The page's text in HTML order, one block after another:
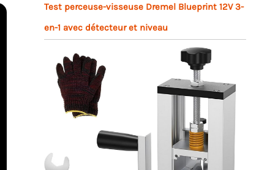
Test perceuse-visseuse Dremel Blueprint 12V 3-
en-1 avec détecteur et niveau